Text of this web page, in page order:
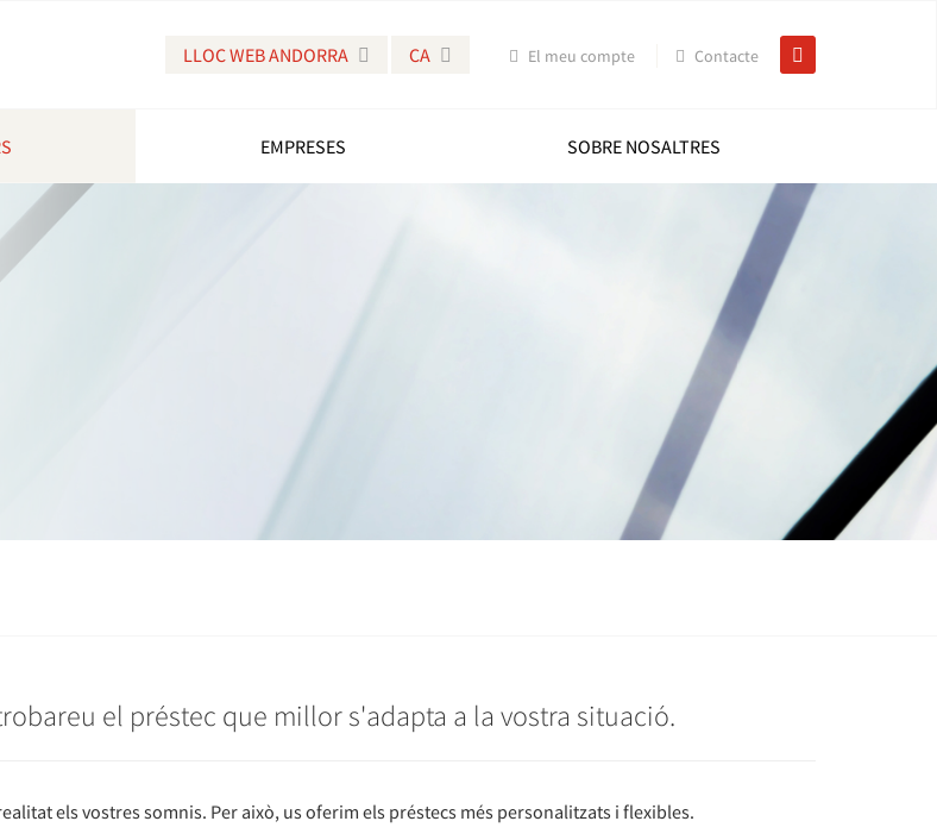
LLOC WEB ANDORRA CA El meu compte Contacte
EMPRESES SOBRE NOSALTRES
el préstec que millor s'adapta a la vostra situació.
els vostres somnis. Per això, us oferim els préstecs més personalitzats i flexibles.